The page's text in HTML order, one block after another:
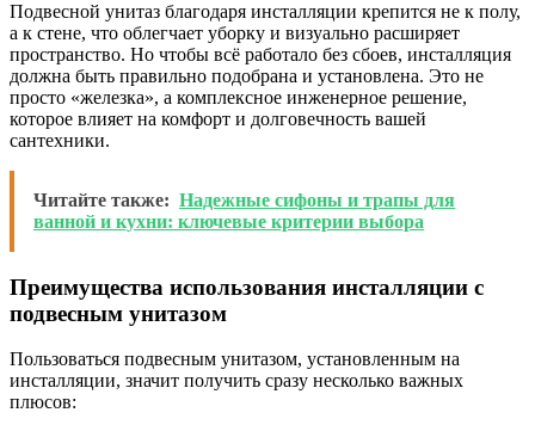
Подвесной унитаз благодаря инсталляции крепится не к полу,
а к стене, что облегчает уборку и визуально расширяет
пространство. Но чтобы всё работало без сбоев, инсталляция
должна быть правильно подобрана и установлена. Это не
просто «железка», а комплексное инженерное решение,
которое влияет на комфорт и долговечность вашей
сантехники.
Читайте также: Надежные сифоны и трапы для
ванной и кухни: ключевые критерии выбора
Преимущества использования инсталляции с
подвесным унитазом
Пользоваться подвесным унитазом, установленным на
инсталляции, значит получить сразу несколько важных
плюсов: